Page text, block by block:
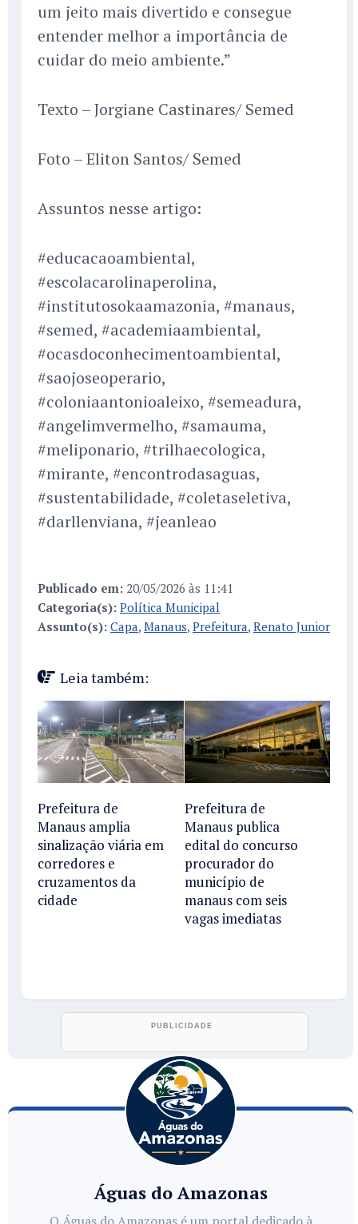
um jeito mais divertido e consegue
entender melhor a importância de
cuidar do meio ambiente.”
Texto – Jorgiane Castinares/ Semed
Foto – Eliton Santos/ Semed
Assuntos nesse artigo:
#educacaoambiental,
#escolacarolinaperolina,
#institutosokaamazonia, #manaus,
#semed, #academiaambiental,
#ocasdoconhecimentoambiental,
#saojoseoperario,
#coloniaantonioaleixo, #semeadura,
#angelimvermelho, #samauma,
#meliponario, #trilhaecologica,
#mirante, #encontrodasaguas,
#sustentabilidade, #coletaseletiva,
#darllenviana, #jeanleao
Publicado em: 20/05/2026 às 11:41
Categoria(s): Política Municipal
Assunto(s): Capa, Manaus, Prefeitura, Renato Junior
Leia também:
Prefeitura de
Manaus amplia
sinalização viária em
corredores e
cruzamentos da
cidade
Prefeitura de
Manaus publica
edital do concurso
procurador do
município de
manaus com seis
vagas imediatas
Águas do Amazonas